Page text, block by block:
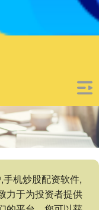
机炒股配资软件,
力于为投资者提供